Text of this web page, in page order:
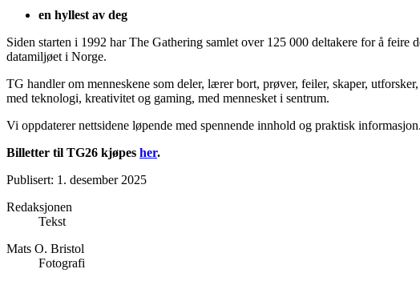
en hyllest av deg
Siden starten i 1992 har The Gathering samlet over 125 000 deltakere for å
datamiljøet i Norge.
TG handler om menneskene som deler, lærer bort, prøver, feiler, skaper,
med teknologi, kreativitet og gaming, med mennesket i sentrum.
Vi oppdaterer nettsidene løpende med spennende innhold og praktisk informasjon.
Billetter til TG26 kjøpes her.
Publisert: 1. desember 2025
Redaksjonen
Tekst
Mats O. Bristol
Fotografi